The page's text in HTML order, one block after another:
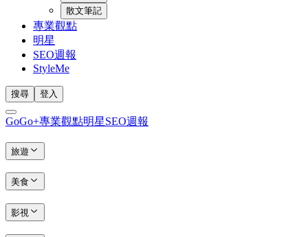
散文筆記
專業觀點
明星
SEO週報
StyleMe
搜尋 登入
GoGo+專業觀點明星SEO週報
旅遊
美食
影視